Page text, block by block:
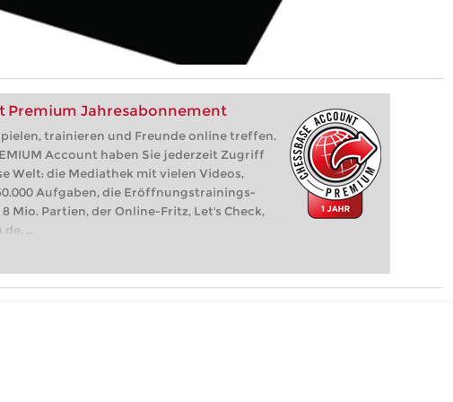
Premium Jahresabonnement
trainieren und Freunde online treffen.
Account haben Sie jederzeit Zugriff
Welt: die Mediathek mit vielen Videos,
Aufgaben, die Eröffnungstrainings-
Mio. Partien, der Online-Fritz, Let's Check,
...